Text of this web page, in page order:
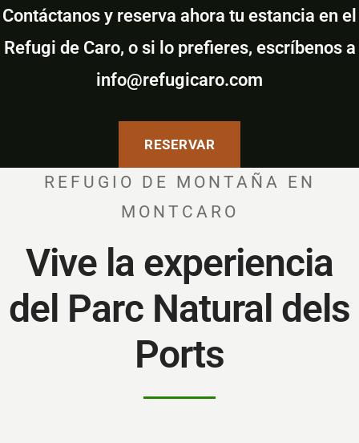
Contáctanos y reserva ahora tu estancia en el
Refugi de Caro, o si lo prefieres, escríbenos a
info@refugicaro.com
RESERVAR
REFUGIO DE MONTAÑA EN
MONTCARO
Vive la experiencia
del Parc Natural dels
Ports